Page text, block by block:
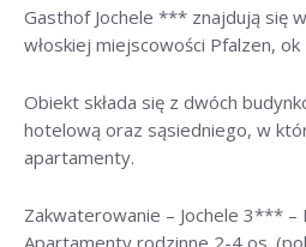
Gasthof Jochele *** znajdują się
włoskiej miejscowości Pfalzen,
Obiekt składa się z dwóch
hotelową oraz sąsiedniego, w
apartamenty.
Zakwaterowanie – Jochele 3*** –